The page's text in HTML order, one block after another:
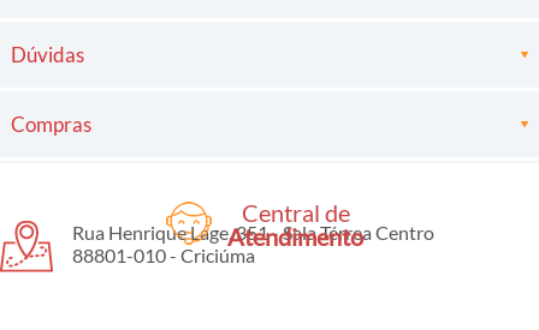
Dúvidas
Compras
Central de
Atendimento
Rua Henrique Lage, 351 - Sala Térrea Centro
88801-010 - Criciúma